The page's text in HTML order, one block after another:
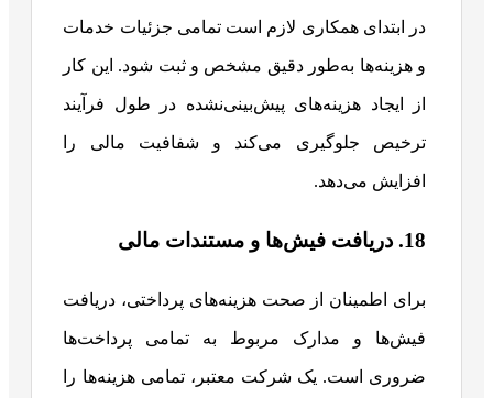
در ابتدای همکاری لازم است تمامی جزئیات خدمات
و هزینه‌ها به‌طور دقیق مشخص و ثبت شود. این کار
از ایجاد هزینه‌های پیش‌بینی‌نشده در طول فرآیند
ترخیص جلوگیری می‌کند و شفافیت مالی را
افزایش می‌دهد.
18. دریافت فیش‌ها و مستندات مالی
برای اطمینان از صحت هزینه‌های پرداختی، دریافت
فیش‌ها و مدارک مربوط به تمامی پرداخت‌ها
ضروری است. یک شرکت معتبر، تمامی هزینه‌ها را